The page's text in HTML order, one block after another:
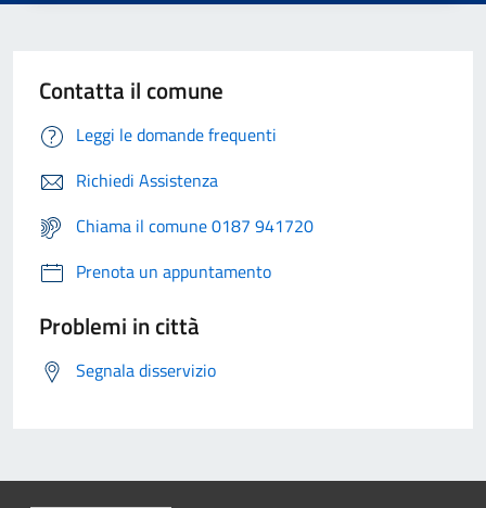
Contatta il comune
Leggi le domande frequenti
Richiedi Assistenza
Chiama il comune 0187 941720
Prenota un appuntamento
Problemi in città
Segnala disservizio